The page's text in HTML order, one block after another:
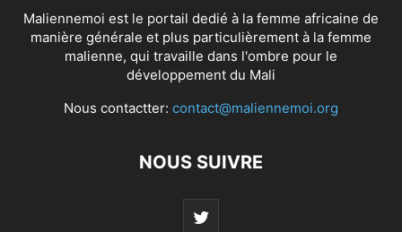
Maliennemoi est le portail dedié à la femme africaine de
manière générale et plus particulièrement à la femme
malienne, qui travaille dans l'ombre pour le
développement du Mali
Nous contactter: contact@maliennemoi.org
NOUS SUIVRE